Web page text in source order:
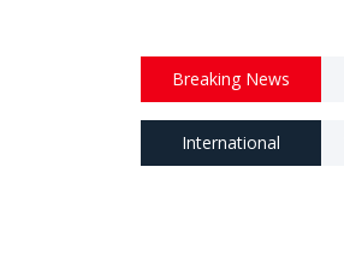
Breaking News
International